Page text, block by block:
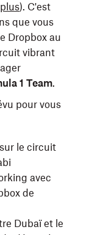
). C'est
que vous
Dropbox au
vibrant
1 Team.
pour vous
le circuit
avec
de
Dubaï et le